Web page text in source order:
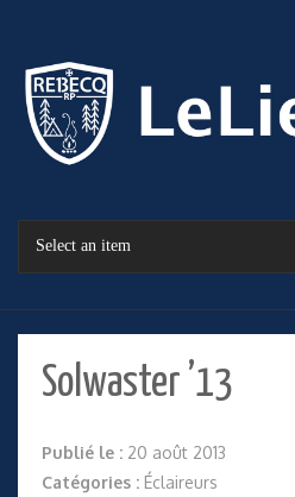
Solwaster ’13
Publié le : 20 août 2013
Catégories : Éclaireurs